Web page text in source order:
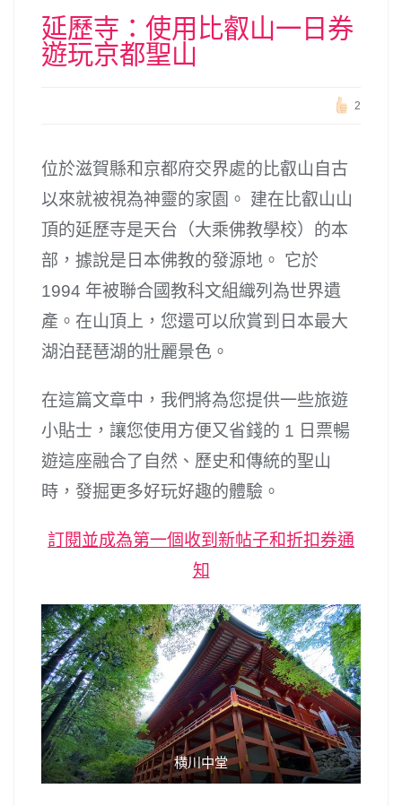
延歷寺：使用比叡山一日券
遊玩京都聖山
2
位於滋賀縣和京都府交界處的比叡山自古
以來就被視為神靈的家園。 建在比叡山山
頂的延歷寺是天台（大乘佛教學校）的本
部，據說是日本佛教的發源地。 它於
1994 年被聯合國教科文組織列為世界遺
產。在山頂上，您還可以欣賞到日本最大
湖泊琵琶湖的壯麗景色。
在這篇文章中，我們將為您提供一些旅遊
小貼士，讓您使用方便又省錢的 1 日票暢
遊這座融合了自然、歷史和傳統的聖山
時，發掘更多好玩好趣的體驗。
訂閱並成為第一個收到新帖子和折扣券通
知
横川中堂